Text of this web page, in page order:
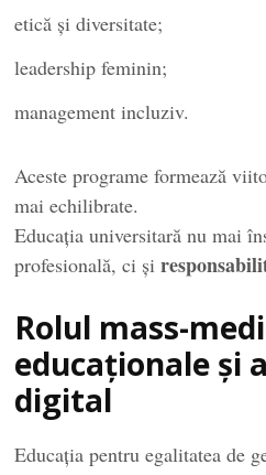
etică și diversitate;
leadership feminin;
management incluziv.
Aceste programe formează
mai echilibrate.
Educația universitară nu mai
profesională, ci și
Rolul mass-
educaționale și
digital
Educația pentru egalitatea de